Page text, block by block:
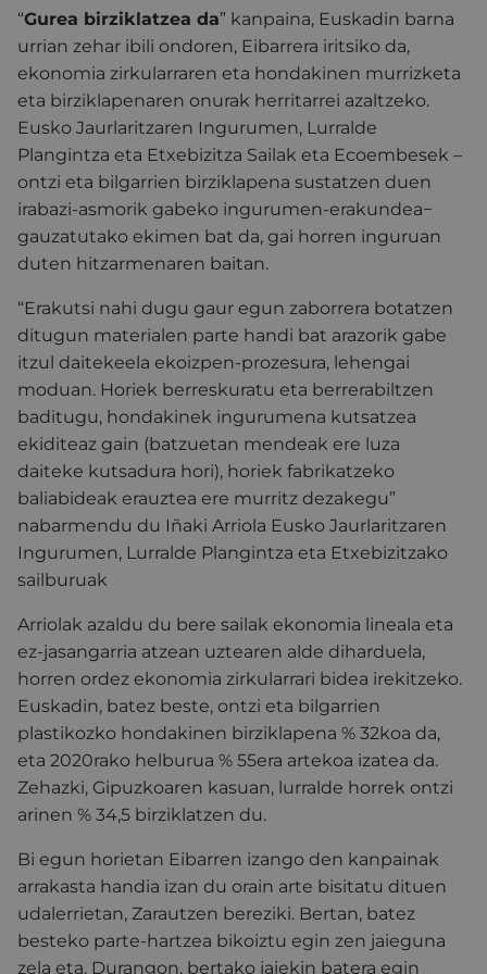
“Gurea birziklatzea da” kanpaina, Euskadin barna
urrian zehar ibili ondoren, Eibarrera iritsiko da,
ekonomia zirkularraren eta hondakinen murrizketa
eta birziklapenaren onurak herritarrei azaltzeko.
Eusko Jaurlaritzaren Ingurumen, Lurralde
Plangintza eta Etxebizitza Sailak eta Ecoembesek –
ontzi eta bilgarrien birziklapena sustatzen duen
irabazi-asmorik gabeko ingurumen-erakundea−
gauzatutako ekimen bat da, gai horren inguruan
duten hitzarmenaren baitan.
“Erakutsi nahi dugu gaur egun zaborrera botatzen
ditugun materialen parte handi bat arazorik gabe
itzul daitekeela ekoizpen-prozesura, lehengai
moduan. Horiek berreskuratu eta berrerabiltzen
baditugu, hondakinek ingurumena kutsatzea
ekiditeaz gain (batzuetan mendeak ere luza
daiteke kutsadura hori), horiek fabrikatzeko
baliabideak erauztea ere murritz dezakegu”
nabarmendu du Iñaki Arriola Eusko Jaurlaritzaren
Ingurumen, Lurralde Plangintza eta Etxebizitzako
sailburuak
Arriolak azaldu du bere sailak ekonomia lineala eta
ez-jasangarria atzean uztearen alde diharduela,
horren ordez ekonomia zirkularrari bidea irekitzeko.
Euskadin, batez beste, ontzi eta bilgarrien
plastikozko hondakinen birziklapena % 32koa da,
eta 2020rako helburua % 55era artekoa izatea da.
Zehazki, Gipuzkoaren kasuan, lurralde horrek ontzi
arinen % 34,5 birziklatzen du.
Bi egun horietan Eibarren izango den kanpainak
arrakasta handia izan du orain arte bisitatu dituen
udalerrietan, Zarautzen bereziki. Bertan, batez
besteko parte-hartzea bikoiztu egin zen jaieguna
zela eta. Durangon, bertako jaiekin batera egin